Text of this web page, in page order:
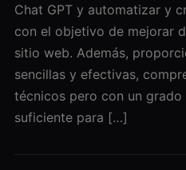
Chat GPT y automatizar y
con el objetivo de mejorar
sitio web. Además,
sencillas y efectivas,
técnicos pero con un
suficiente para […]